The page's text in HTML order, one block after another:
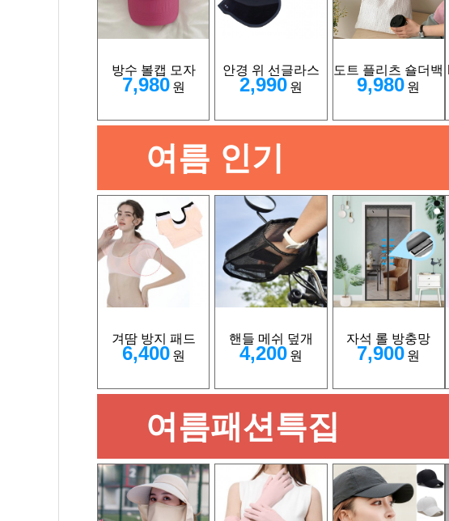
방수 볼캡 모자
7,980 원
안경 위 선글라스
2,990 원
도트 플리츠 숄더백
9,980 원
여름 인기
겨땀 방지 패드
6,400 원
핸들 메쉬 덮개
4,200 원
자석 롤 방충망
7,900 원
여름패션특집